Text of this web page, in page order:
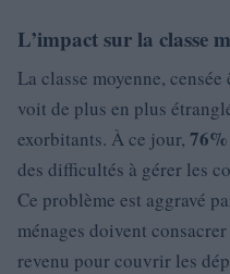
L’impact sur la classe
La classe moyenne,
voit de plus en plus
exorbitants. À ce jour, 76%
des difficultés à gérer les
Ce problème est aggravé
ménages doivent
revenu pour couvrir les